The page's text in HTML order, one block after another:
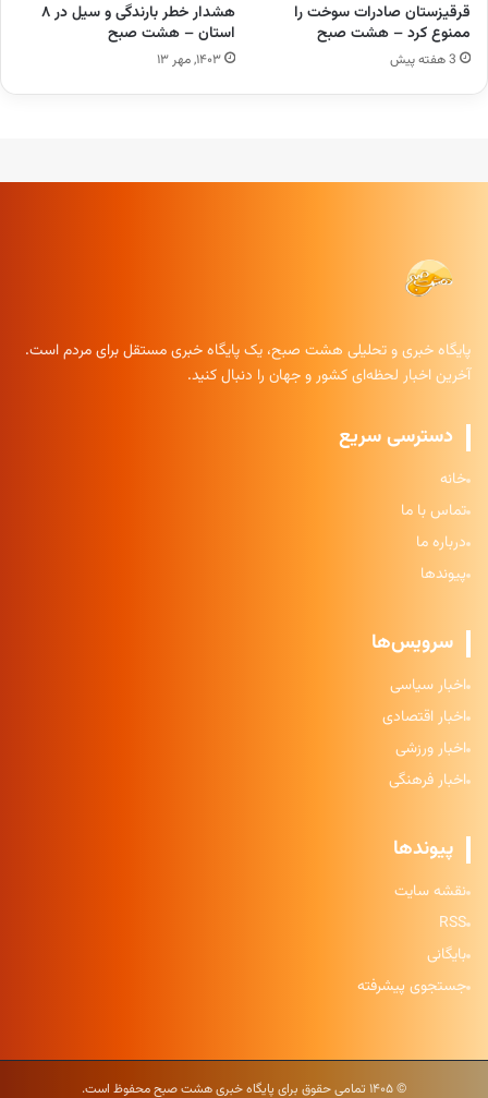
قرقیزستان صادرات سوخت را
ممنوع کرد – هشت صبح
3 هفته پیش
هشدار خطر بارندگی و سیل در ۸
استان – هشت صبح
۱۴۰۳, مهر ۱۳
پایگاه خبری و تحلیلی هشت صبح، یک پایگاه خبری مستقل برای مردم است.
آخرین اخبار لحظه‌ای کشور و جهان را دنبال کنید.
دسترسی سریع
خانه
تماس با ما
درباره ما
پیوندها
سرویس‌ها
اخبار سیاسی
اخبار اقتصادی
اخبار ورزشی
اخبار فرهنگی
پیوندها
نقشه سایت
RSS
بایگانی
جستجوی پیشرفته
© ۱۴۰۵ تمامی حقوق برای پایگاه خبری هشت صبح محفوظ است.